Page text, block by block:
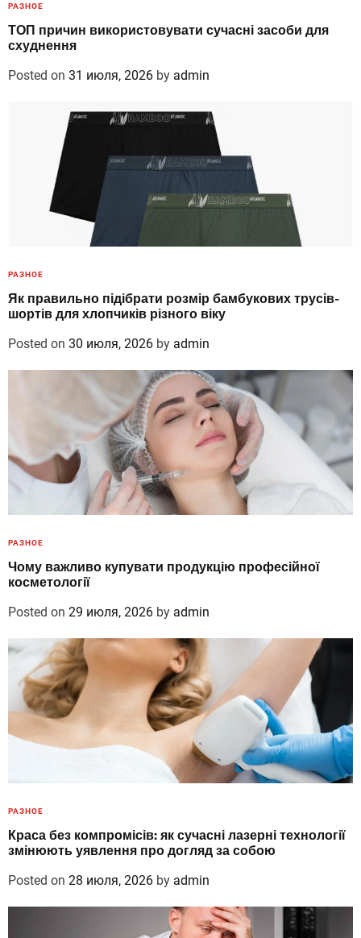
РАЗНОЕ
ТОП причин використовувати сучасні засоби для
схуднення
Posted on 31 июля, 2026 by admin
РАЗНОЕ
Як правильно підібрати розмір бамбукових трусів-
шортів для хлопчиків різного віку
Posted on 30 июля, 2026 by admin
РАЗНОЕ
Чому важливо купувати продукцію професійної
косметології
Posted on 29 июля, 2026 by admin
РАЗНОЕ
Краса без компромісів: як сучасні лазерні технології
змінюють уявлення про догляд за собою
Posted on 28 июля, 2026 by admin